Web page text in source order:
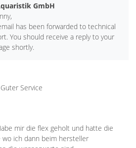
GmbH
has been forwarded to technical
You should receive a reply to your
shortly.
Guter Service
mir die flex geholt und hatte die
ich dann beim hersteller